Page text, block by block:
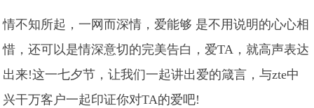
情不知所起，一网而深情，爱能够 是不用说明的心心相
惜，还可以是情深意切的完美告白，爱TA，就高声表达
出来!这一七夕节，让我们一起讲出爱的箴言，与zte中
兴干万客户一起印证你对TA的爱吧!